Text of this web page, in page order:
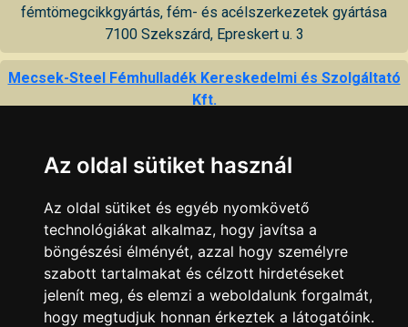
fémtömegcikkgyártás, fém- és acélszerkezetek gyártása
7100 Szekszárd, Epreskert u. 3
Mecsek-Steel Fémhulladék Kereskedelmi és Szolgáltató
Kft.
vas és színesfém hulladék gyűjtés, hasznosítás,
kereskedelem, ipari bontás
7100 Szekszárd, Mátyás király u. 73
Szociális Foglalkoztató (Kt-Dinamic Kft.)
varroda (munkaruha, ágynemű), műanyag tasakok, húsipari
Az oldal sütiket használ
Az oldal sütiket és egyéb nyomkövető
technológiákat alkalmaz, hogy javítsa a
böngészési élményét, azzal hogy személyre
szabott tartalmakat és célzott hirdetéseket
jelenít meg, és elemzi a weboldalunk forgalmát,
hogy megtudjuk honnan érkeztek a látogatóink.